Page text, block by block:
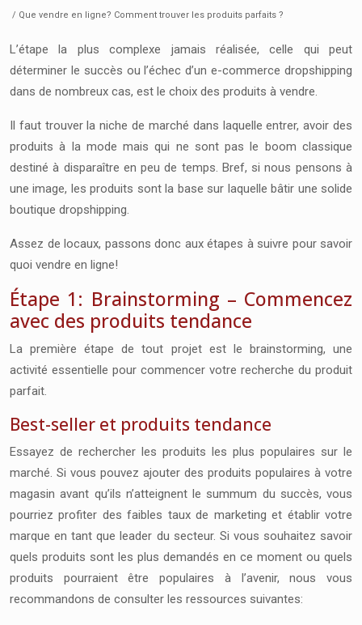
/ Que vendre en ligne? Comment trouver les produits parfaits ?
L’étape la plus complexe jamais réalisée, celle qui peut
déterminer le succès ou l’échec d’un e-commerce dropshipping
dans de nombreux cas, est le choix des produits à vendre.
Il faut trouver laniche de marché dans laquelle entrer, avoir des
produits à la mode mais qui ne sont pas le boom classique
destiné à disparaître en peu de temps. Bref, si nous pensons à
une image, les produits sont la base sur laquelle bâtir une solide
boutique dropshipping.
Assez de locaux, passons donc aux étapes à suivre pour savoir
quoi vendre en ligne!
Étape 1: Brainstorming – Commencez
avec des produits tendance
La première étape de tout projet est le brainstorming, une
activité essentielle pour commencer votre recherche du produit
parfait.
Best-seller et produits tendance
Essayez de rechercher les produits les plus populaires sur le
marché. Si vous pouvez ajouter des produits populaires à votre
magasin avant qu’ils n’atteignent le summum du succès, vous
pourriez profiter des faibles taux de marketing et établir votre
marque en tant que leader du secteur. Si vous souhaitez savoir
quels produits sont les plus demandés en ce moment ou quels
produits pourraient être populaires à l’avenir, nous vous
recommandons de consulter les ressources suivantes: